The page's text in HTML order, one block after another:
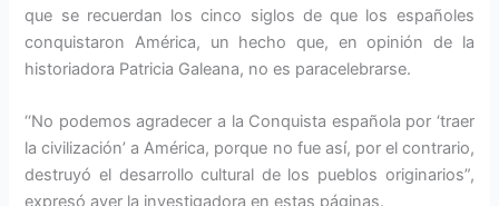
que se recuerdan los cinco siglos de que los españoles
conquistaron América, un hecho que, en opinión de la
historiadora Patricia Galeana, no es paracelebrarse.
‘‘No podemos agradecer a la Conquista española por ‘traer
la civilización’ a América, porque no fue así, por el contrario,
destruyó el desarrollo cultural de los pueblos originarios”,
expresó ayer la investigadora en estas páginas.